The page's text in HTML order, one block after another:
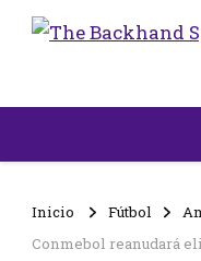
Inicio Fútbol
Conmebol reanudará